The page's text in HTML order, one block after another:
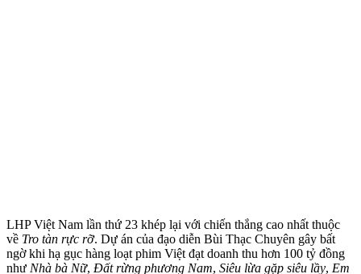
LHP Việt Nam lần thứ 23 khép lại với chiến thắng cao nhất thuộc
về Tro tàn rực rỡ. Dự án của đạo diễn Bùi Thạc Chuyên gây bất
ngờ khi hạ gục hàng loạt phim Việt đạt doanh thu hơn 100 tỷ đồng
như Nhà bà Nữ, Đất rừng phương Nam, Siêu lừa gặp siêu lầy, Em